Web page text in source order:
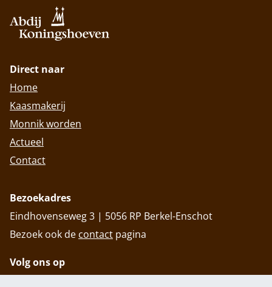
Direct naar
Home
Kaasmakerij
Monnik worden
Actueel
Contact
Bezoekadres
Eindhovenseweg 3 | 5056 RP Berkel-Enschot
Bezoek ook de contact pagina
Volg ons op